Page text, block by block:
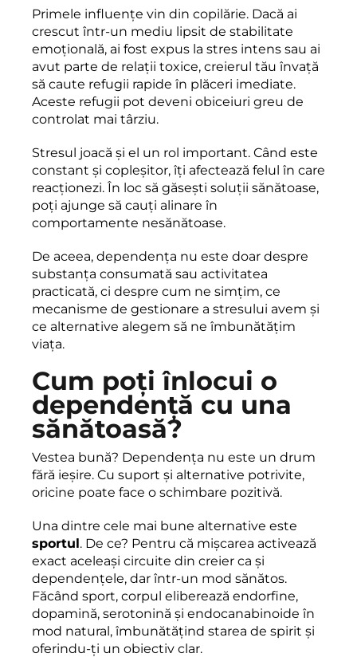
Primele influențe vin din copilărie. Dacă ai
crescut într-un mediu lipsit de stabilitate
emoțională, ai fost expus la stres intens sau ai
avut parte de relații toxice, creierul tău învață
să caute refugii rapide în plăceri imediate.
Aceste refugii pot deveni obiceiuri greu de
controlat mai târziu.
Stresul joacă și el un rol important. Când este
constant și copleșitor, îți afectează felul în care
reacționezi. În loc să găsești soluții sănătoase,
poți ajunge să cauți alinare în
comportamente nesănătoase.
De aceea, dependența nu este doar despre
substanța consumată sau activitatea
practicată, ci despre cum ne simțim, ce
mecanisme de gestionare a stresului avem și
ce alternative alegem să ne îmbunătățim
viața.
Cum poți înlocui o
dependență cu una
sănătoasă?
Vestea bună? Dependența nu este un drum
fără ieșire. Cu suport și alternative potrivite,
oricine poate face o schimbare pozitivă.
Una dintre cele mai bune alternative este
sportul. De ce? Pentru că mișcarea activează
exact aceleași circuite din creier ca și
dependențele, dar într-un mod sănătos.
Făcând sport, corpul eliberează endorfine,
dopamină, serotonină și endocanabinoide în
mod natural, îmbunătățind starea de spirit și
oferindu-ți un obiectiv clar.